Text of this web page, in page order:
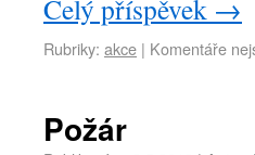
Celý příspěvek →
Rubriky: akce | Komentáře
Požár